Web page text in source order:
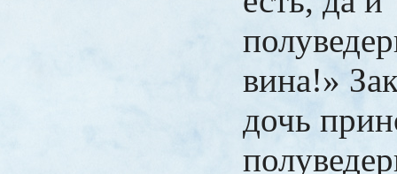
вина!»
дочь